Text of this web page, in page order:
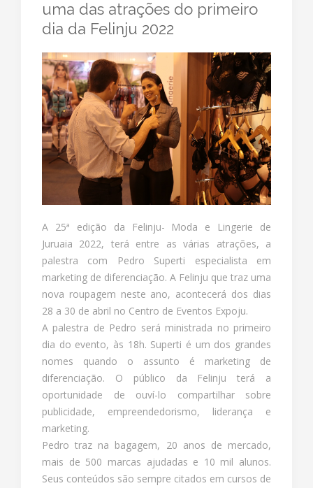
uma das atrações do primeiro
dia da Felinju 2022
A 25ª edição da Felinju- Moda e Lingerie de
Juruaia 2022, terá entre as várias atrações, a
palestra com Pedro Superti especialista em
marketing de diferenciação. A Felinju que traz uma
nova roupagem neste ano, acontecerá dos dias
28 a 30 de abril no Centro de Eventos Expoju.
A palestra de Pedro será ministrada no primeiro
dia do evento, às 18h. Superti é um dos grandes
nomes quando o assunto é marketing de
diferenciação. O público da Felinju terá a
oportunidade de ouví-lo compartilhar sobre
publicidade, empreendedorismo, liderança e
marketing.
Pedro traz na bagagem, 20 anos de mercado,
mais de 500 marcas ajudadas e 10 mil alunos.
Seus conteúdos são sempre citados em cursos de